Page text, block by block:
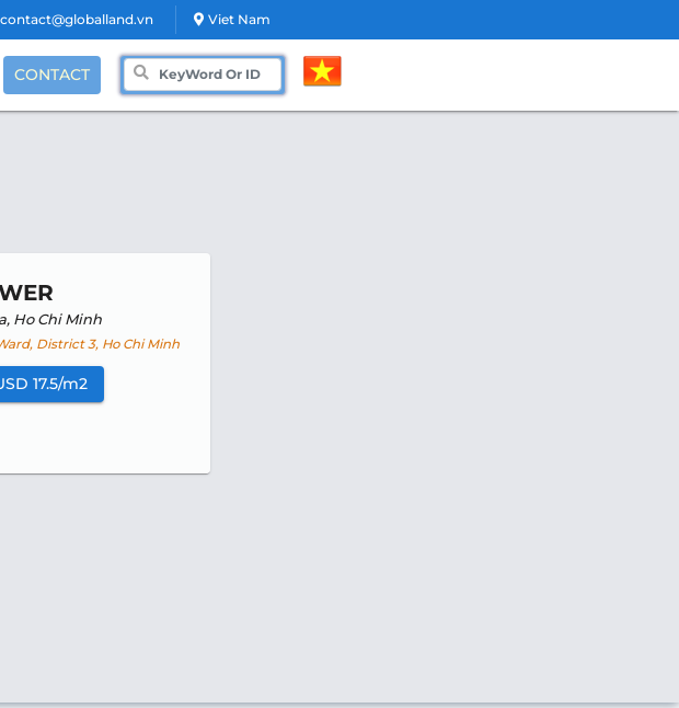
contact@globalland.vn Viet Nam
CONTACT
Ho Chi Minh
District 3, Ho Chi Minh
17.5/m2